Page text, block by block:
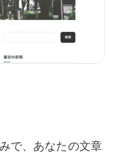
で、あなたの文章